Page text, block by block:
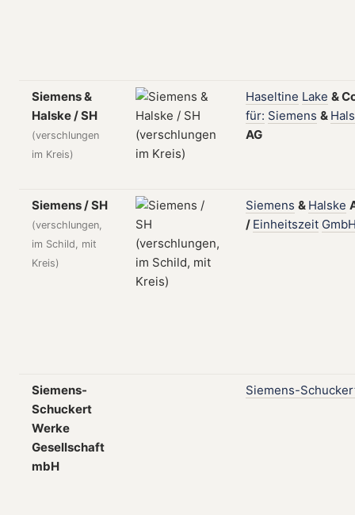
Siemens &
Halske / SH
(verschlungen
im Kreis)
Haseltine Lake &
für: Siemens &
AG
Siemens / SH
(verschlungen,
im Schild, mit
Kreis)
Siemens & Halske
/ Einheitszeit
Siemens-
Schuckert
Werke
Gesellschaft
mbH
Siemens-